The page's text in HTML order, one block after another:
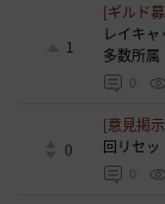
1
[ギルド
レイキ
多数所属
0
0
[意見掲
回リセ
0